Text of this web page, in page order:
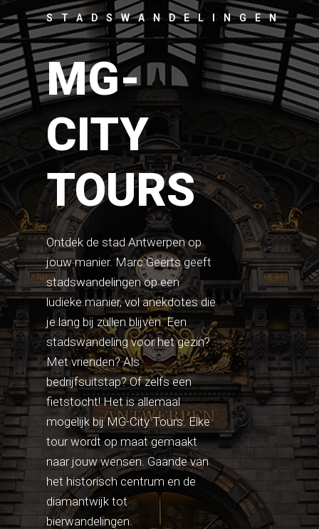
STADSWANDELINGEN
MG-
CITY
TOURS
Ontdek de stad Antwerpen op
jouw manier. Marc Geerts geeft
stadswandelingen op een
ludieke manier, vol anekdotes die
je lang bij zullen blijven. Een
stadswandeling voor het gezin?
Met vrienden? Als
bedrijfsuitstap? Of zelfs een
fietstocht! Het is allemaal
mogelijk bij MG-City Tours. Elke
tour wordt op maat gemaakt
naar jouw wensen. Gaande van
het historisch centrum en de
diamantwijk tot
bierwandelingen.